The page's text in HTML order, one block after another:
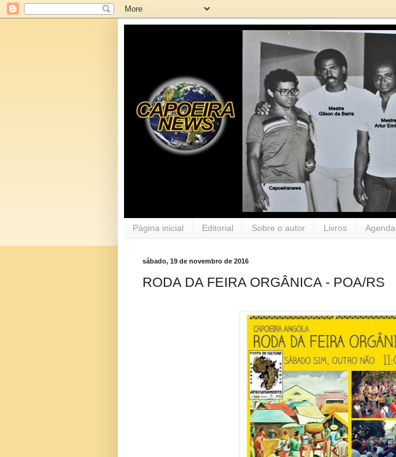
Página inicial Editorial Sobre o autor Livros Agenda
sábado, 19 de novembro de 2016
RODA DA FEIRA ORGÂNICA - POA/RS